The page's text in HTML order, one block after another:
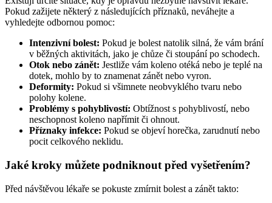
Pokud zažijete některý z následujících příznaků, neváhejte a
vyhledejte odbornou pomoc:
Intenzivní bolest: Pokud je bolest natolik silná, že vám brání
v běžných aktivitách, jako je chůze či stoupání po schodech.
Otok nebo zánět: Jestliže vám koleno otéká nebo je teplé na
dotek, mohlo by to znamenat zánět nebo vyron.
Deformity: Pokud si všimnete neobvyklého tvaru nebo
polohy kolene.
Problémy s pohyblivostí: Obtížnost s pohyblivostí, nebo
neschopnost koleno napřímit či ohnout.
Příznaky infekce: Pokud se objeví horečka, zarudnutí nebo
pocit celkového neklidu.
Jaké kroky můžete podniknout před vyšetřením?
Před návštěvou lékaře se pokuste zmírnit bolest a zánět takto: